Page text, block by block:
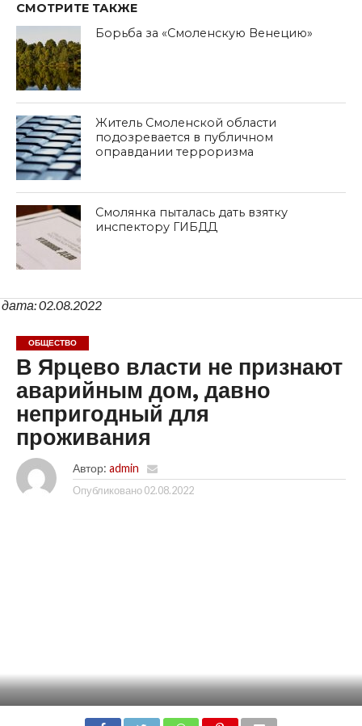
СМОТРИТЕ ТАКЖЕ
Борьба за «Смоленскую Венецию»
Житель Смоленской области
подозревается в публичном
оправдании терроризма
Смолянка пыталась дать взятку
инспектору ГИБДД
дата: 02.08.2022
ОБЩЕСТВО
В Ярцево власти не признают
аварийным дом, давно
непригодный для
проживания
Автор: admin
Опубликовано 02.08.2022